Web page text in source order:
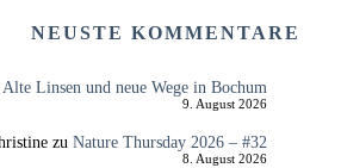
NEUSTE KOMMENTARE
Alte Linsen und neue Wege in Bochum
9. August 2026
zu Nature Thursday 2026 – #32
8. August 2026